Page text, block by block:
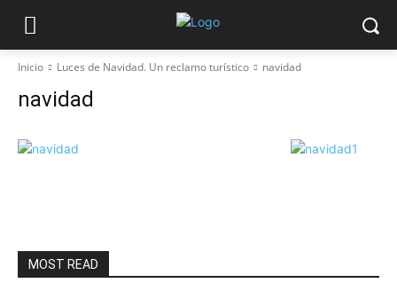
Inicio Luces de Navidad. Un reclamo turístico navidad
navidad
MOST READ